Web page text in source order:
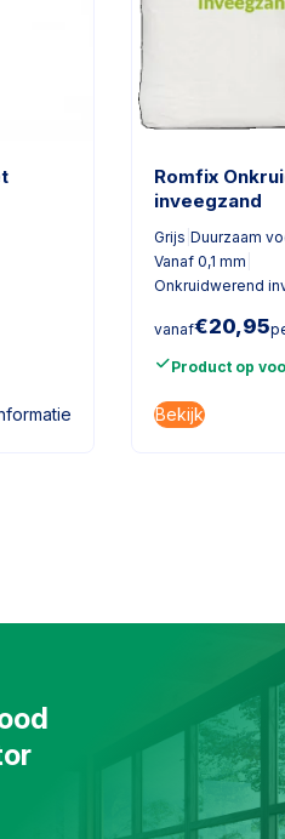
Romfix
inveegzand
Grijs Duurzaam
Vanaf 0,1 mm
Onkruidwerend
vanaf€20,95
Product op
Bekijk